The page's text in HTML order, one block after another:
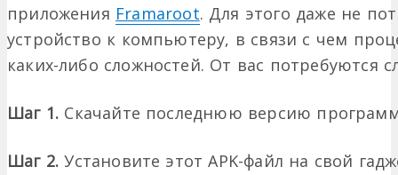
приложения Framaroot. Для этого даже не
устройство к компьютеру, в связи с чем
каких-либо сложностей. От вас потребуются
Шаг 1. Скачайте последнюю версию
Шаг 2. Установите этот APK-файл на свой